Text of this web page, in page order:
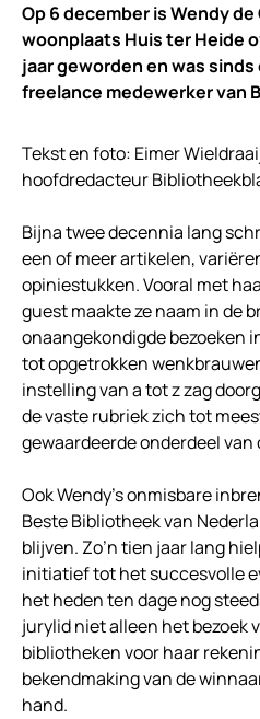
Op 6 december is Wendy de
woonplaats Huis ter Heide
jaar geworden en was
freelance medewerker van
Tekst en foto: Eimer
hoofdredacteur
Bijna twee decennia lang
een of meer artikelen,
opiniestukken. Vooral met
guest maakte ze naam in de
onaangekondigde bezoeken
tot opgetrokken
instelling van a tot z zag
de vaste rubriek zich tot
gewaardeerde onderdeel van
Ook Wendy’s onmisbare
Beste Bibliotheek van
blijven. Zo’n tien jaar lang
initiatief tot het succesvolle
het heden ten dage nog
jurylid niet alleen het bezoek
bibliotheken voor haar
bekendmaking van de
hand.